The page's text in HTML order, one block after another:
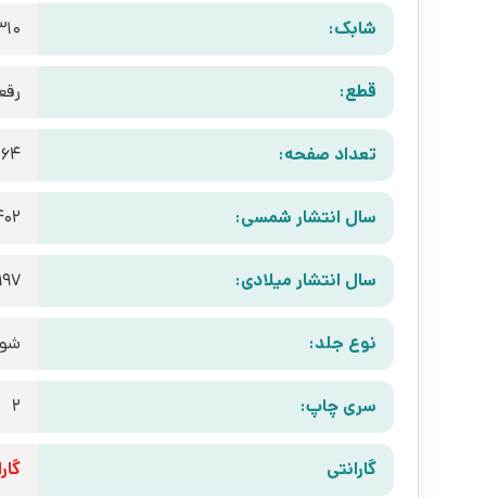
شابک:
قطع:
تعداد صفحه:
سال انتشار شمسی:
سال انتشار میلادی:
نوع جلد:
سری چاپ: 2
گارانتی گارانتی 10